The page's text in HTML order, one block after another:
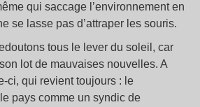
qui saccage l’environnement en
se lasse pas d’attraper les souris.
tous le lever du soleil, car
lot de mauvaises nouvelles. A
ci, qui revient toujours : le
pays comme un syndic de